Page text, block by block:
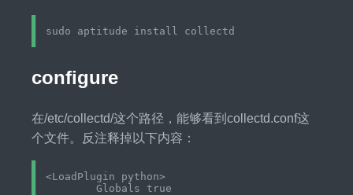
configure
在/etc/collectd/这个路径，能够看到collectd.conf这
个文件。反注释掉以下内容：
<LoadPlugin python>
	Globals true